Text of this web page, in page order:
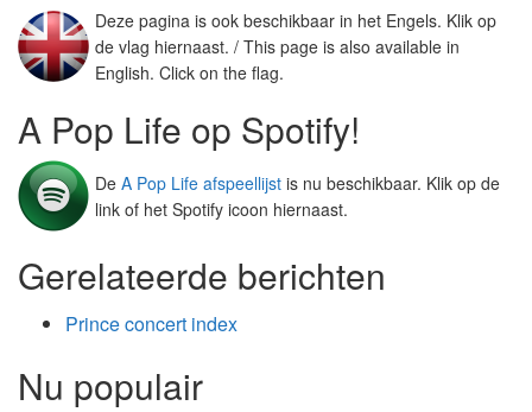
Deze pagina is ook beschikbaar in het Engels. Klik op
de vlag hiernaast. / This page is also available in
English. Click on the flag.
A Pop Life op Spotify!
De A Pop Life afspeellijst is nu beschikbaar. Klik op de
link of het Spotify icoon hiernaast.
Gerelateerde berichten
Prince concert index
Nu populair